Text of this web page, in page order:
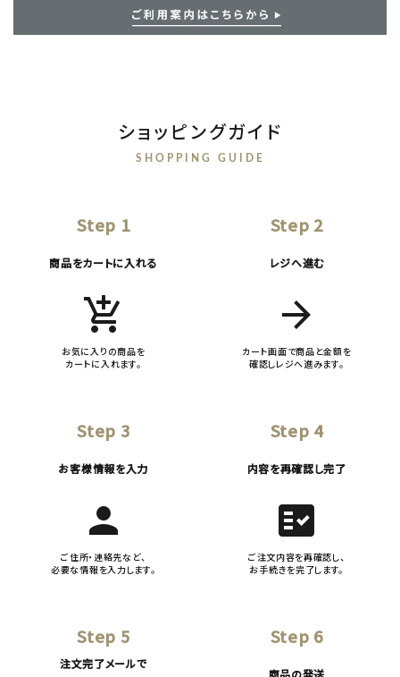
ショッピングガイド
SHOPPING GUIDE
Step 1
商品をカートに入れる
add_shopping_cart
お気に入りの商品を
カートに入れます。
Step 2
レジへ進む
arrow_forward
カート画面で商品と金額を
確認しレジへ進みます。
Step 3
お客様情報を入力
person
ご住所・連絡先など、
必要な情報を入力します。
Step 4
内容を再確認し完了
fact_check
ご注文内容を再確認し、
お手続きを完了します。
Step 5
注文完了メールで
Step 6
商品の発送